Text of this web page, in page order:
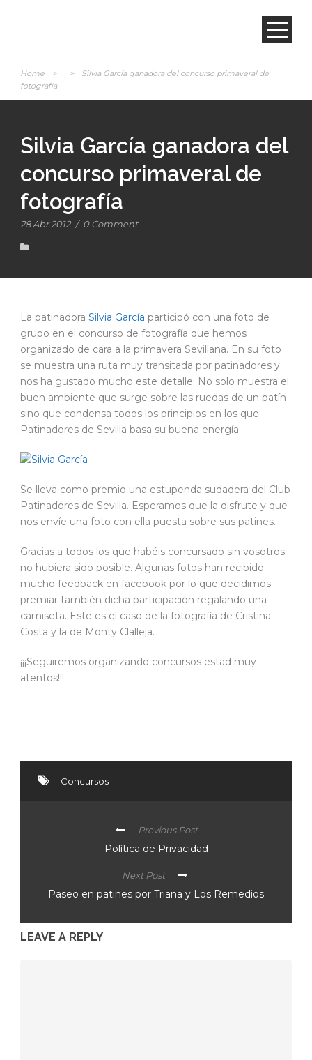
Home > >
Silvia García ganadora del concurso primaveral de
fotografía
Silvia García ganadora del
concurso primaveral de
fotografía
28 Abr 2012 / 0 Comment
La patinadora Silvia García participó con una foto de
grupo en el concurso de fotografía que hemos
organizado de cara a la primavera Sevillana. En su foto
se muestra una ruta muy transitada por patinadores y
nos ha gustado mucho este detalle. No solo muestra el
buen ambiente que surge sobre las ruedas de un patín
sino que condensa todos los principios en los que
Patinadores de Sevilla basa su buena energía.
Se lleva como premio una estupenda sudadera del Club
Patinadores de Sevilla. Esperamos que la disfrute y que
nos envíe una foto con ella puesta sobre sus patines.
Gracias a todos los que habéis concursado sin vosotros
no hubiera sido posible. Algunas fotos han recibido
mucho feedback en facebook por lo que decidimos
premiar también dicha participación regalando una
camiseta. Este es el caso de la fotografía de Cristina
Costa y la de Monty Clalleja.
¡¡¡Seguiremos organizando concursos estad muy
atentos!!!
Concursos
Previous Post
Política de Privacidad
Next Post
Paseo en patines por Triana y Los Remedios
LEAVE A REPLY